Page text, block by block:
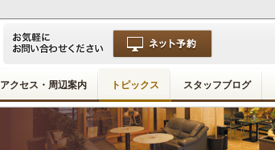
アクセス・周辺案内 トピックス スタッフブログ